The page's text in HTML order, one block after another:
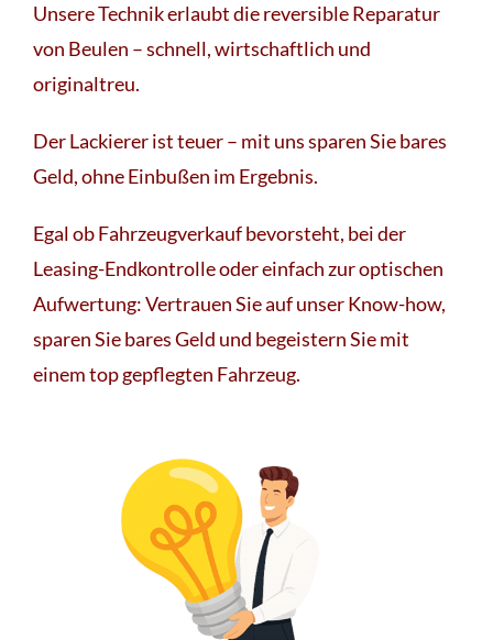
Unsere Technik erlaubt die reversible Reparatur
von Beulen – schnell, wirtschaftlich und
originaltreu.
Der Lackierer ist teuer – mit uns sparen Sie bares
Geld, ohne Einbußen im Ergebnis.
Egal ob Fahrzeugverkauf bevorsteht, bei der
Leasing-Endkontrolle oder einfach zur optischen
Aufwertung: Vertrauen Sie auf unser Know-how,
sparen Sie bares Geld und begeistern Sie mit
einem top gepflegten Fahrzeug.